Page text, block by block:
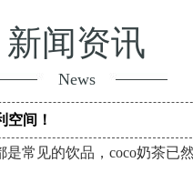
新闻资讯
News
空间！
常见的饮品，coco奶茶已